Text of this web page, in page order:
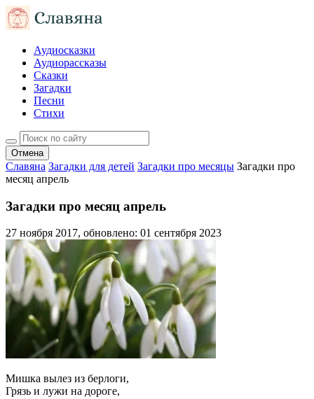
Аудиосказки
Аудиорассказы
Сказки
Загадки
Песни
Стихи
Отмена
Славяна Загадки для детей Загадки про месяцы Загадки про
месяц апрель
Загадки про месяц апрель
27 ноября 2017, обновлено: 01 сентября 2023
Мишка вылез из берлоги,
Грязь и лужи на дороге,